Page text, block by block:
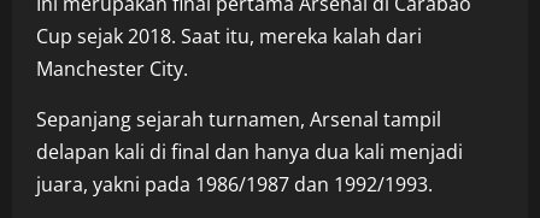
Cup sejak 2018. Saat itu, mereka kalah dari
Manchester City.
Sepanjang sejarah turnamen, Arsenal tampil
delapan kali di final dan hanya dua kali menjadi
juara, yakni pada 1986/1987 dan 1992/1993.